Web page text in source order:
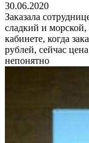
30.06.2020
Заказала
сладкий и
кабинете, когда
рублей, сейчас
непонятно